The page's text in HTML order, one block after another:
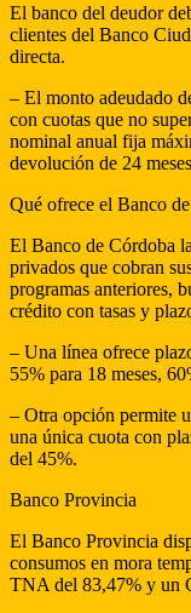
El banco del deudor
clientes del Banco
directa.
– El monto adeudado
con cuotas que no
nominal anual fija
devolución de 24
Qué ofrece el Banco
El Banco de Córdoba
privados que cobran
programas anteriores,
crédito con tasas y
– Una línea ofrece
55% para 18 meses,
– Otra opción permite
una única cuota con
del 45%.
Banco Provincia
El Banco Provincia
consumos en mora
TNA del 83,47% y un